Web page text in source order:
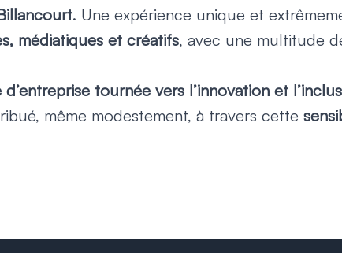
. Une expérience unique et
médiatiques et créatifs, avec une multitude
tournée vers l’innovation et
même modestement, à travers cette